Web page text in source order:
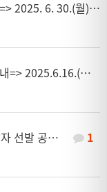
6. 30.(월)까지
월) 18:00까지
1
화)까지